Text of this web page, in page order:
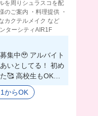
を周りシュラスコを配
のご案内 ・料理提供 ・
カクテルメイク など
ターシティAIR1F
集中🥹 アルバイト
いとしてる！ 初め
🥰 高校生もOK
のチャンス逃さな
からOK